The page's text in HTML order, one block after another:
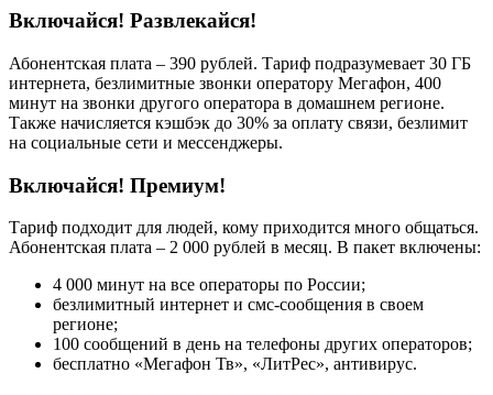
Включайся! Развлекайся!
Абонентская плата – 390 рублей. Тариф подразумевает 30 ГБ
интернета, безлимитные звонки оператору Мегафон, 400
минут на звонки другого оператора в домашнем регионе.
Также начисляется кэшбэк до 30% за оплату связи, безлимит
на социальные сети и мессенджеры.
Включайся! Премиум!
Тариф подходит для людей, кому приходится много общаться.
Абонентская плата – 2 000 рублей в месяц. В пакет включены:
4 000 минут на все операторы по России;
безлимитный интернет и смс-сообщения в своем
регионе;
100 сообщений в день на телефоны других операторов;
бесплатно «Мегафон Тв», «ЛитРес», антивирус.